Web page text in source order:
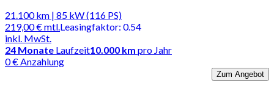
21.100 km | 85 kW (116 PS)
219,00 €mtl.
inkl. MwSt.
Leasingfaktor: 0.54
24 Monate Laufzeit10.000 km pro Jahr
0 € Anzahlung
Zum Angebot